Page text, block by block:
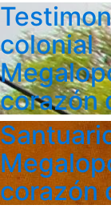
colonial
corazón
corazón